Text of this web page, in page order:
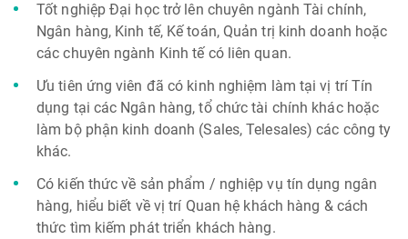
Tốt nghiệp Đại học trở lên chuyên ngành Tài chính,
Ngân hàng, Kinh tế, Kế toán, Quản trị kinh doanh hoặc
các chuyên ngành Kinh tế có liên quan.
Ưu tiên ứng viên đã có kinh nghiệm làm tại vị trí Tín
dụng tại các Ngân hàng, tổ chức tài chính khác hoặc
làm bộ phận kinh doanh (Sales, Telesales) các công ty
khác.
Có kiến thức về sản phẩm / nghiệp vụ tín dụng ngân
hàng, hiểu biết về vị trí Quan hệ khách hàng & cách
thức tìm kiếm phát triển khách hàng.